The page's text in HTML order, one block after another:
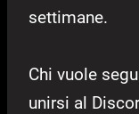
settimane.
Chi vuole
unirsi al